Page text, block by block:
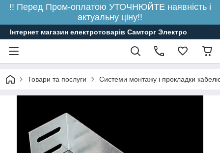
!! Перед Пром-оплатою УТОЧНЮЙТЕ наявність і
актуальну ціну!!
Інтернет магазин електротоварів Самторг Электро
Товари та послуги Системи монтажу і прокладки